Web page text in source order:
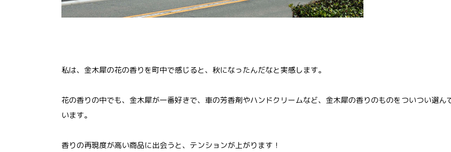
私は、金木犀の花の香りを町中で感じると、秋になったんだなと実感します。
花の香りの中でも、金木犀が一番好きで、車の芳香剤やハンドクリームなど、金木犀の香りのものをついつい選ん
います。
香りの再現度が高い商品に出会うと、テンションが上がります！